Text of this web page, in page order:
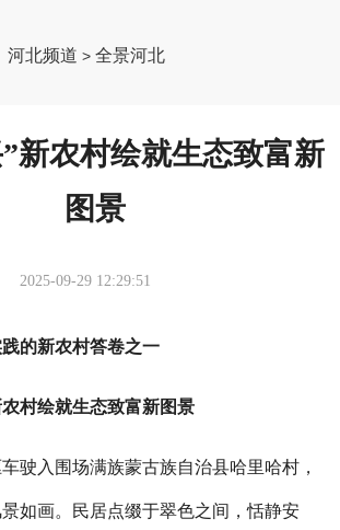
河北频道 >全景河北
新农村绘就生态致富新
图景
2025-09-29 12:29:51
的新农村答卷之一
绘就生态致富新图景
入围场满族蒙古族自治县哈里哈村，
如画。民居点缀于翠色之间，恬静安